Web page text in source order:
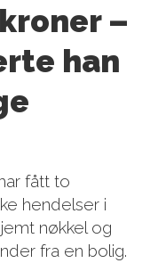
–
han
fått to
hendelser i
nøkkel og
fra en bolig.